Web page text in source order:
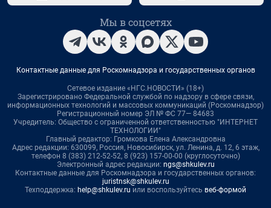
Мы в соцсетях
Контактные данные для Роскомнадзора и государственных органов
Сетевое издание «НГС.НОВОСТИ» (18+)
Зарегистрировано Федеральной службой по надзору в сфере связи,
информационных технологий и массовых коммуникаций (Роскомнадзор)
Регистрационный номер ЭЛ № ФС 77— 84683
Учредитель: Общество с ограниченной ответственностью "ИНТЕРНЕТ
ТЕХНОЛОГИИ"
Главный редактор: Громкова Елена Александровна
Адрес редакции: 630099, Россия, Новосибирск, ул. Ленина, д. 12, 6 этаж,
телефон 8 (383) 212-52-52, 8 (923) 157-00-00 (круглосуточно)
Электронный адрес редакции: ngs@shkulev.ru
Контактные данные для Роскомнадзора и государственных органов:
juristnsk@shkulev.ru
Техподдержка: help@shkulev.ru или воспользуйтесь веб-формой